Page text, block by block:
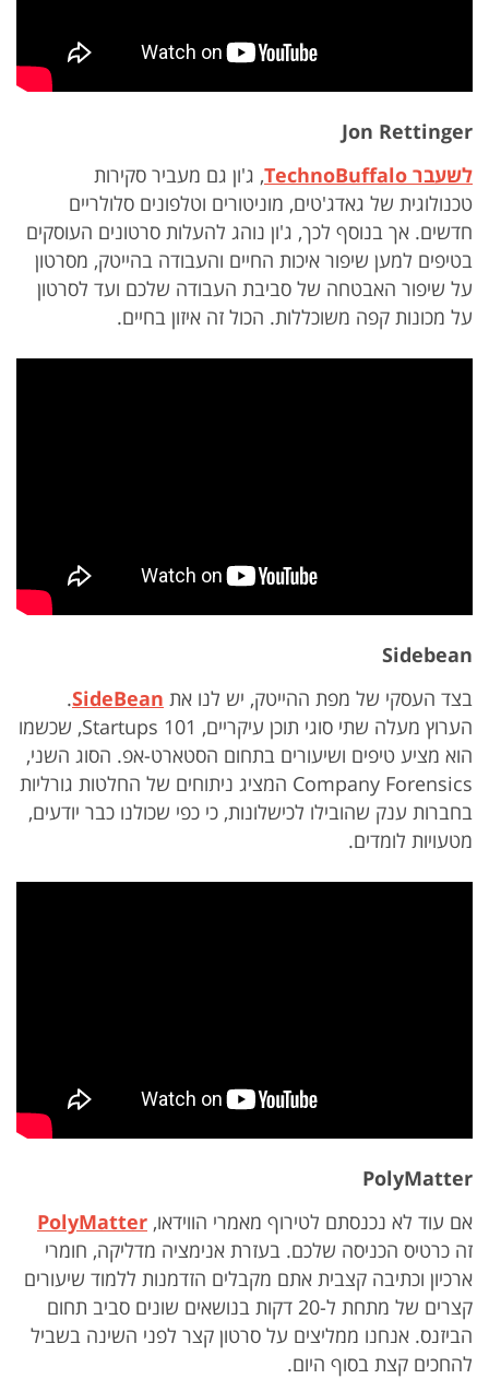
Jon Rettinger
לשעבר TechnoBuffalo
, ג'ון גם מעביר סקירות
טכנולוגית של גאדג'טים, מוניטורים וטלפונים סלולריים
חדשים. אך בנוסף לכך, ג'ון נוהג להעלות סרטונים העוסקים
בטיפים למען שיפור איכות החיים והעבודה בהייטק, מסרטון
על שיפור האבטחה של סביבת העבודה שלכם ועד לסרטון
על מכונות קפה משוכללות. הכול זה איזון בחיים.
Sidebean
בצד העסקי של מפת ההייטק, יש לנו את
SideBean
.
הערוץ מעלה שתי סוגי תוכן עיקריים, Startups 101, שכשמו
הוא מציע טיפים ושיעורים בתחום הסטארט-אפ. הסוג השני,
Company Forensics המציג ניתוחים של החלטות גורליות
בחברות ענק שהובילו לכישלונות, כי כפי שכולנו כבר יודעים,
מטעויות לומדים.
PolyMatter
אם עוד לא נכנסתם לטירוף מאמרי הווידאו, PolyMatter
זה כרטיס הכניסה שלכם. בעזרת אנימציה מדליקה, חומרי
ארכיון וכתיבה קצבית אתם מקבלים הזדמנות ללמוד שיעורים
קצרים של מתחת ל-20 דקות בנושאים שונים סביב תחום
הביזנס. אנחנו ממליצים על סרטון קצר לפני השינה בשביל
להחכים קצת בסוף היום.